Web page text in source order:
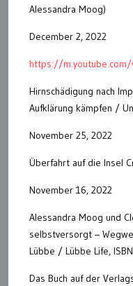
Alessandra Moog)
December 2, 2022
https://m.youtube.com/
Hirnschädigung nach
Aufklärung kämpfen /
November 25, 2022
Überfahrt auf die Insel
November 16, 2022
Alessandra Moog und
selbstversorgt –
Lübbe / Lübbe Life,
Das Buch auf der